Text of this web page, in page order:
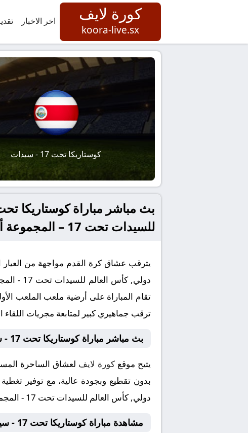
كورة لايف
koora-live.sx
اخر الاخبار
كوستاريكا تحت 17 - سيدات
للسيدات تحت 17 – المجموعة أ
دولي,
ترقب جماهيري كبير لمتابعة مجريات اللقاء
بث مباشر مباراة كوستاريكا تحت 17 - سيدات و المغرب تحت 17 - سيدات
يتيح موقعكورة لايف
بدون تقطيع وبجودة عالية، مع توفير
دولي, كأس العالم للسيدات تحت 17 - المجموعة أ، ويسعى خلاله الفريقان لتقديم أفضل ما لديهما لحصد النقاط أو التقدم في البطولة.
مشاهدة مباراة كوستاريكا تحت 17 - سيدات و المغرب تحت 17 - سيدات بث مباشر